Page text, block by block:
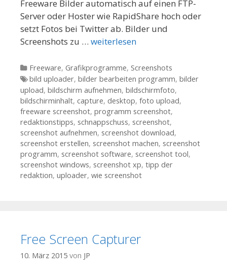
Freeware Bilder automatisch auf einen FTP-
Server oder Hoster wie RapidShare hoch oder
setzt Fotos bei Twitter ab. Bilder und
Screenshots zu … weiterlesen
Kategorien
Freeware, Grafikprogramme, Screenshots
Tags
bild uploader, bilder bearbeiten programm, bilder
upload, bildschirm aufnehmen, bildschirmfoto,
bildschirminhalt, capture, desktop, foto upload,
freeware screenshot, programm screenshot,
redaktionstipps, schnappschuss, screenshot,
screenshot aufnehmen, screenshot download,
screenshot erstellen, screenshot machen, screenshot
programm, screenshot software, screenshot tool,
screenshot windows, screenshot xp, tipp der
redaktion, uploader, wie screenshot
Free Screen Capturer
10. März 2015 von JP